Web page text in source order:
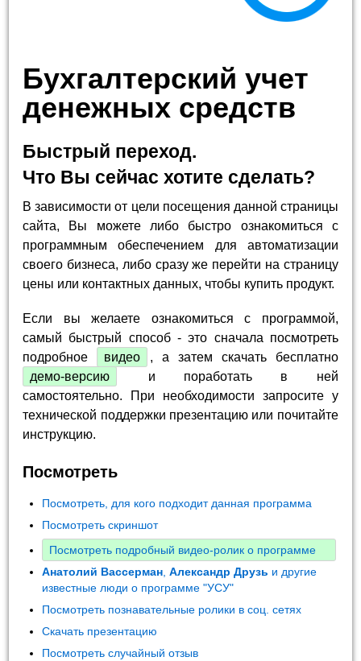
Бухгалтерский учет
денежных средств
Быстрый переход.
Что Вы сейчас хотите сделать?
В зависимости от цели посещения данной страницы
сайта, Вы можете либо быстро ознакомиться с
программным обеспечением для автоматизации
своего бизнеса, либо сразу же перейти на страницу
цены или контактных данных, чтобы купить продукт.
Если вы желаете ознакомиться с программой,
самый быстрый способ - это сначала посмотреть
подробное
видео
, а затем скачать бесплатно
демо-версию
и поработать в ней
самостоятельно. При необходимости запросите у
технической поддержки презентацию или почитайте
инструкцию.
Посмотреть
Посмотреть, для кого подходит данная программа
Посмотреть скриншот
Посмотреть подробный видео-ролик о программе
Анатолий Вассерман ,Александр Друзь и другие
известные люди о программе "УСУ"
Посмотреть познавательные ролики в соц. сетях
Скачать презентацию
Посмотреть случайный отзыв